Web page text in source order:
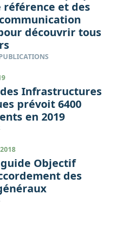
référence et des
découvrir tous
Infrastructures
prévoit 6400
en 2019
Objectif
des